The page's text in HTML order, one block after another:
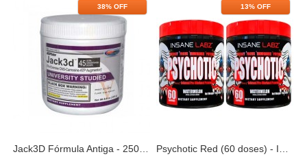
38% OFF
Jack3D Fórmula Antiga - 250g - USP Labs
13% OFF
Psychotic Red (60 doses) - Insane Labz